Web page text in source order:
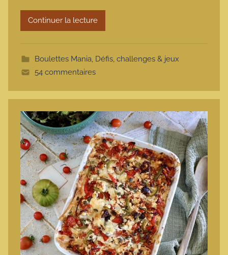
o
t
e
Continuer la lecture
Boulettes Mania, Défis, challenges & jeux
54 commentaires